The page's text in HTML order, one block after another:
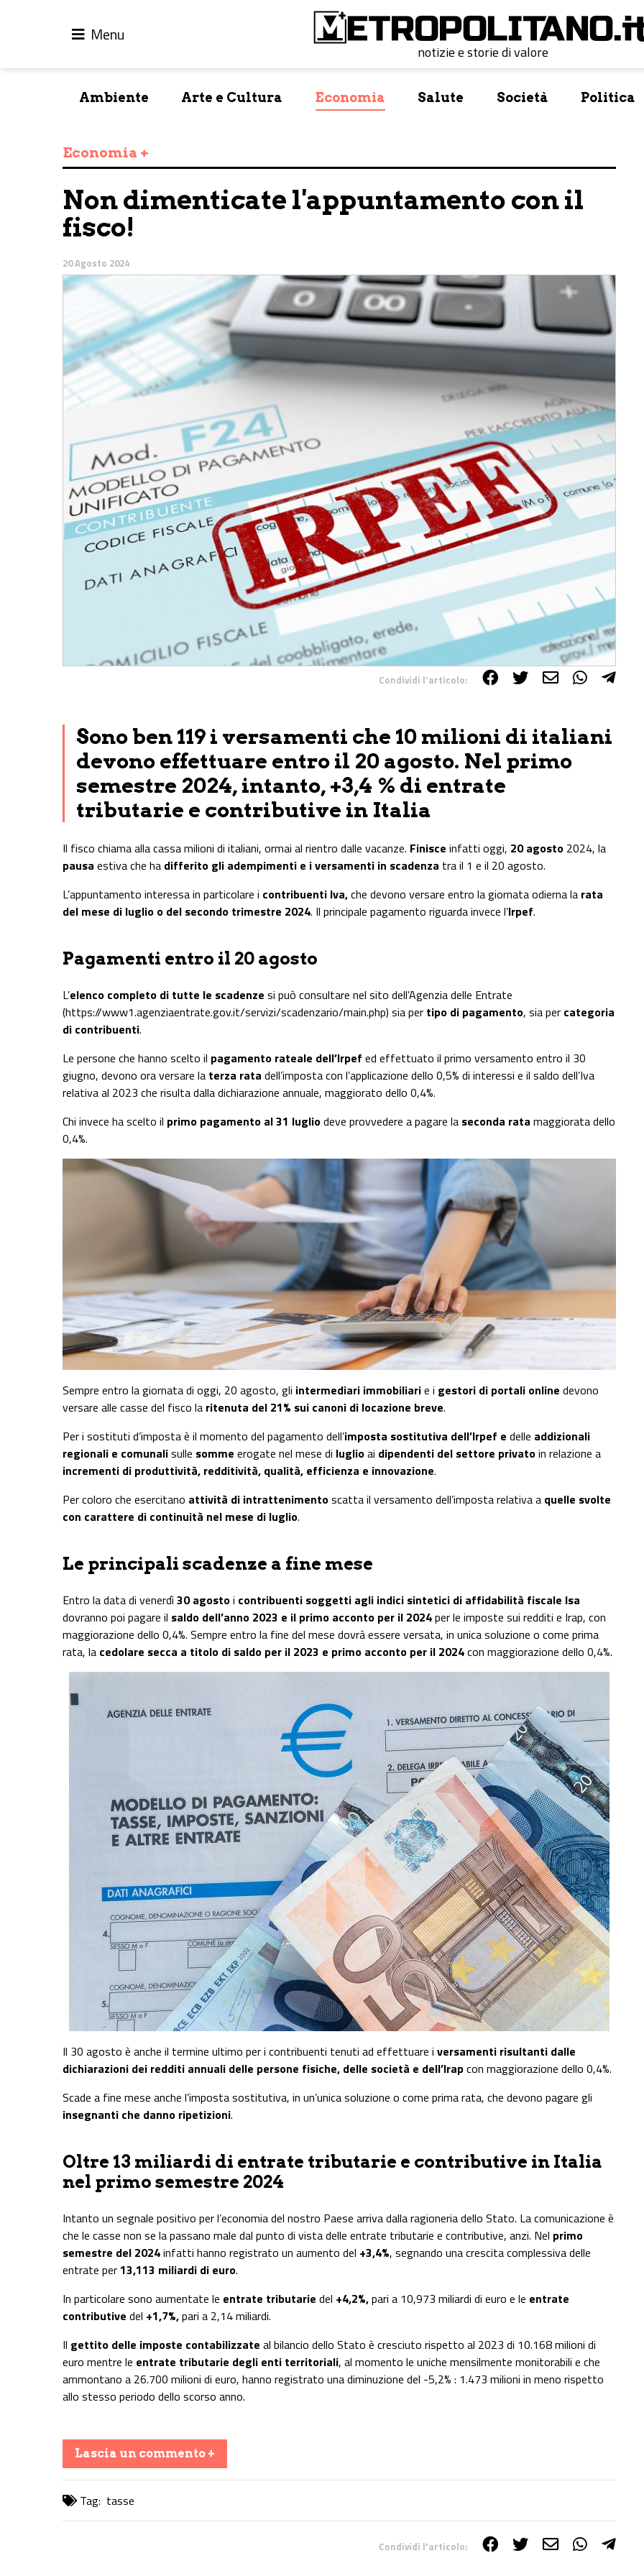
Menu
notizie e storie di valore
Ambiente Arte e Cultura Economia Salute Società Politica
Economia +
Non dimenticate l'appuntamento con il
fisco!
20 Agosto 2024
Condividi l'articolo:
Sono ben 119 i versamenti che 10 milioni di italiani
devono effettuare entro il 20 agosto. Nel primo
semestre 2024, intanto, +3,4 % di entrate
tributarie e contributive in Italia
Il fisco chiama alla cassa milioni di italiani, ormai al rientro dalle vacanze. Finisce infatti oggi, 20 agosto 2024, la
pausa estiva che ha differito gli adempimenti e i versamenti in scadenza tra il 1 e il 20 agosto.
L’appuntamento interessa in particolare i contribuenti Iva,che devono versare entro la giornata odierna la rata
del mese di luglio o del secondo trimestre 2024. Il principale pagamento riguarda invece l’Irpef.
Pagamenti entro il 20 agosto
L’elenco completo di tutte le scadenze si può consultare nel sito dell’Agenzia delle Entrate
(https://www1.agenziaentrate.gov.it/servizi/scadenzario/main.php) sia per tipo di pagamento, sia per categoria
di contribuenti.
Le persone che hanno scelto il pagamento rateale dell’Irpef ed effettuato il primo versamento entro il 30
giugno, devono ora versare la terza rata dell’imposta con l’applicazione dello 0,5% di interessi e il saldo dell’Iva
relativa al 2023 che risulta dalla dichiarazione annuale, maggiorato dello 0,4%.
Chi invece ha scelto il primo pagamento al 31 lugliodeve provvedere a pagare la seconda rata maggiorata dello
0,4%.
Sempre entro la giornata di oggi, 20 agosto, gli intermediari immobiliarie i gestori di portali online devono
versare alle casse del fisco la ritenuta del 21% sui canoni di locazione breve.
Per i sostituti d’imposta è il momento del pagamento dell’imposta sostitutiva dell’Irpef e delle addizionali
regionali e comunalisulle somme erogate nel mese di luglioai dipendenti del settore privatoin relazione a
incrementi di produttività, redditività, qualità, efficienza e innovazione.
Per coloro che esercitano attività di intrattenimentoscatta il versamento dell’imposta relativa a quelle svolte
con carattere di continuità nel mese di luglio.
Le principali scadenze a fine mese
Entro la data di venerdì30 agostoi contribuenti soggetti agli indici sintetici di affidabilità fiscale Isa
dovranno poi pagare il saldo dell’anno 2023 e il primo acconto per il 2024per le imposte sui redditi e Irap, con
maggiorazione dello 0,4%. Sempre entro la fine del mese dovrà essere versata, in unica soluzione o come prima
rata, la cedolare secca a titolo di saldo per il 2023 e primo acconto per il 2024con maggiorazione dello 0,4%.
Il 30 agosto è anche il termine ultimo per i contribuenti tenuti ad effettuare i versamenti risultanti dalle
dichiarazioni dei redditi annuali delle persone fisiche, delle società e dell’Irapcon maggiorazione dello 0,4%.
Scade a fine mese anche l’imposta sostitutiva, in un’unica soluzione o come prima rata, che devono pagare gli
insegnanti che danno ripetizioni.
Oltre 13 miliardi di entrate tributarie e contributive in Italia
nel primo semestre 2024
Intanto un segnale positivo per l’economia del nostro Paese arriva dalla ragioneria dello Stato. La comunicazione è
che le casse non se la passano male dal punto di vista delle entrate tributarie e contributive, anzi. Nel primo
semestre del 2024infatti hanno registrato un aumento del +3,4%, segnando una crescita complessiva delle
entrate per13,113 miliardi di euro.
In particolare sono aumentate le entrate tributarie del +4,2%,pari a 10,973 miliardi di euro e le entrate
contributive del +1,7%,pari a 2,14 miliardi.
Il gettito delle imposte contabilizzate al bilancio dello Stato è cresciuto rispetto al 2023 di 10.168 milioni di
euro mentre le entrate tributarie degli enti territoriali, al momento le uniche mensilmente monitorabili e che
ammontano a 26.700 milioni di euro, hanno registrato una diminuzione del -5,2% : 1.473 milioni in meno rispetto
allo stesso periodo dello scorso anno.
Lascia un commento +
Tag: tasse
Condividi l'articolo: